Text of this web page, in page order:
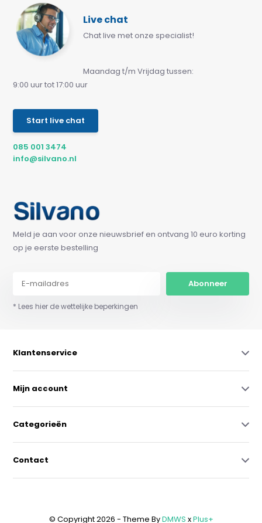
Live chat
Chat live met onze specialist!
Maandag t/m Vrijdag tussen:
9:00 uur tot 17:00 uur
Start live chat
085 001 3474
info@silvano.nl
Meld je aan voor onze nieuwsbrief en ontvang 10 euro korting
op je eerste bestelling
Abonneer
* Lees hier de wettelijke beperkingen
Klantenservice
Mijn account
Categorieën
Contact
© Copyright 2026 - Theme ByDMWS xPlus+